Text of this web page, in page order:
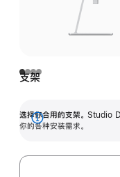
支架
选择你合用的支架。 Studio
你的各种安装需求。
展